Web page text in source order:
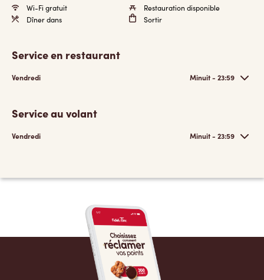
Wi-Fi gratuit
Restauration disponible
Dîner dans
Sortir
Service en restaurant
Vendredi Minuit - 23:59
Service au volant
Vendredi Minuit - 23:59